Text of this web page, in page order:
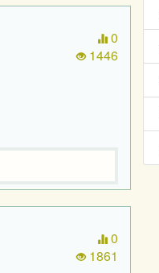
0
1446
0
1861